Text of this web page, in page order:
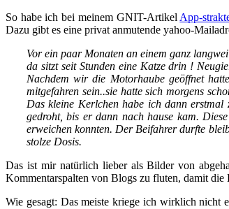
So habe ich bei meinem GNIT-Artikel App-
Dazu gibt es eine privat anmutende yahoo-
Vor ein paar Monaten an einem ganz
da sitzt seit Stunden eine Katze drin !
Nachdem wir die Motorhaube geöffnet
mitgefahren sein..sie hatte sich morgens
Das kleine Kerlchen habe ich dann
gedroht, bis er dann nach hause kam.
erweichen konnten. Der Beifahrer durfte
stolze Dosis.
Das ist mir natürlich lieber als Bilder von
Kommentarspalten von Blogs zu fluten, damit
Wie gesagt: Das meiste kriege ich wirklich nicht